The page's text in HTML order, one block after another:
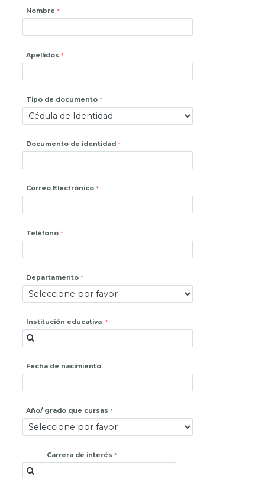
Nombre
Apellidos
Tipo de documento
Documento de identidad
Correo Electrónico
Teléfono
Departamento
Institución educativa
Fecha de nacimiento
Año/ grado que cursas
Carrera de interés